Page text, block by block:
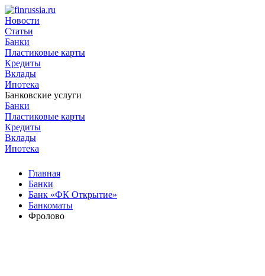
Новости
Статьи
Банки
Пластиковые карты
Кредиты
Вклады
Ипотека
Банковские услуги
Банки
Пластиковые карты
Кредиты
Вклады
Ипотека
Главная
Банки
Банк «ФК Открытие»
Банкоматы
Фролово